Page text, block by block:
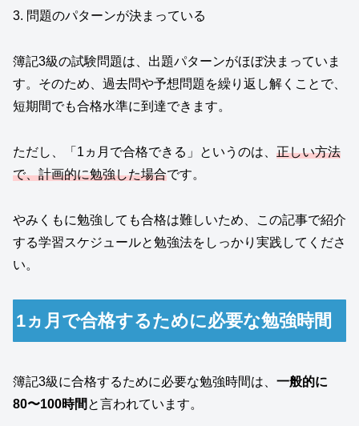
3. 問題のパターンが決まっている
簿記3級の試験問題は、出題パターンがほぼ決まっていま
す。そのため、過去問や予想問題を繰り返し解くことで、
短期間でも合格水準に到達できます。
ただし、「1ヵ月で合格できる」というのは、 正しい方法
で、計画的に勉強した場合です。
やみくもに勉強しても合格は難しいため、この記事で紹介
する学習スケジュールと勉強法をしっかり実践してくださ
い。
1ヵ月で合格するために必要な勉強時間
簿記3級に合格するために必要な勉強時間は、 一般的に
80〜100時間 と言われています。